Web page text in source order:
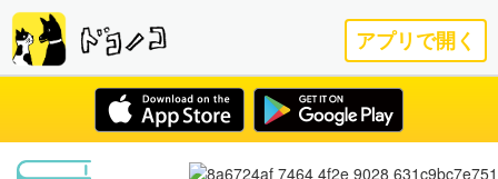
アプリで開く